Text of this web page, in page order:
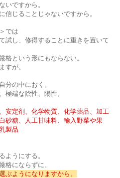
いですから。
信じることじゃないですから。
では
試し、修得することに重きを置いて
格という形にもならない。
すが。
分の中におく。
極端な陰性、陽性。
安定剤、化学物質、化学薬品、加工
砂糖、人工甘味料、輸入野菜や果
製品
ようにする。
格にならずに、
ぶようになりますから。